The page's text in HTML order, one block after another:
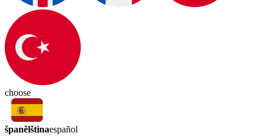
choose
španělštinaespañol